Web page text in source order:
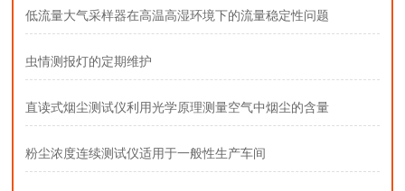
低流量大气采样器在高温高湿环境下的流量稳定性问题
虫情测报灯的定期维护
直读式烟尘测试仪利用光学原理测量空气中烟尘的含量
粉尘浓度连续测试仪适用于一般性生产车间